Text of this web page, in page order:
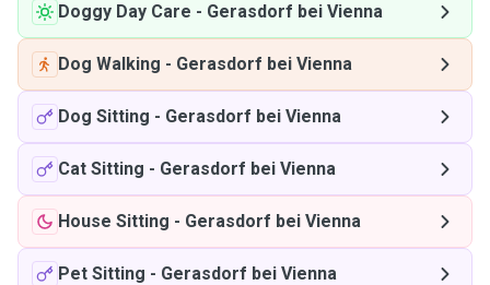
Doggy Day Care - Gerasdorf bei Vienna
Dog Walking - Gerasdorf bei Vienna
Dog Sitting - Gerasdorf bei Vienna
Cat Sitting - Gerasdorf bei Vienna
House Sitting - Gerasdorf bei Vienna
Pet Sitting - Gerasdorf bei Vienna